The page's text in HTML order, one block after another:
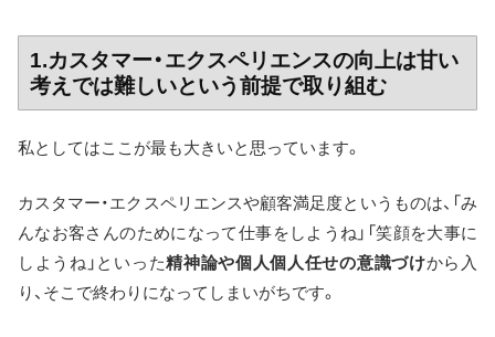
1.カスタマー・エクスペリエンスの向上は甘い
考えでは難しいという前提で取り組む
私としてはここが最も大きいと思っています。
カスタマー・エクスペリエンスや顧客満足度というものは、「み
んなお客さんのためになって仕事をしようね」「笑顔を大事に
しようね」といった精神論や個人個人任せの意識づけから入
り、そこで終わりになってしまいがちです。